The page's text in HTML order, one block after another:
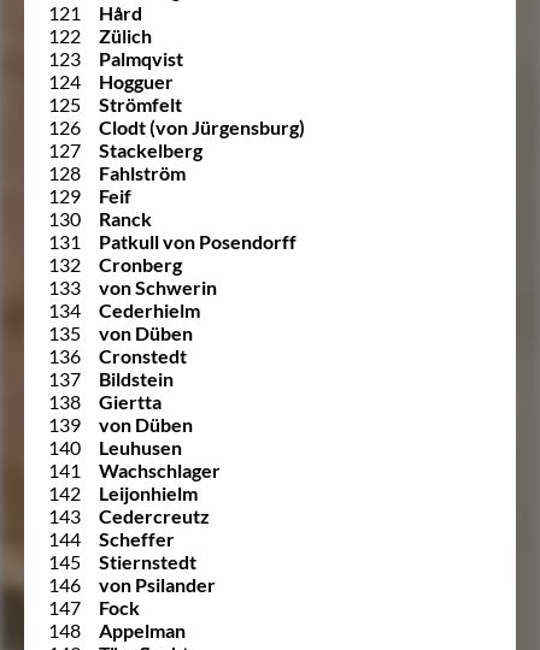
121
Hård
122
Zülich
123
Palmqvist
124
Hogguer
125
Strömfelt
126
Clodt (von Jürgensburg)
127
Stackelberg
128
Fahlström
129
Feif
130
Ranck
131
Patkull von Posendorff
132
Cronberg
133
von Schwerin
134
Cederhielm
135
von Düben
136
Cronstedt
137
Bildstein
138
Giertta
139
von Düben
140
Leuhusen
141
Wachschlager
142
Leijonhielm
143
Cedercreutz
144
Scheffer
145
Stiernstedt
146
von Psilander
147
Fock
148
Appelman